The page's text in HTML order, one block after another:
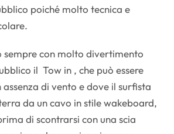
poiché molto tecnica e
sempre con molto divertimento
il Tow in , che può essere
di vento e dove il surfista
da un cavo in stile wakeboard,
di scontrarsi con una scia